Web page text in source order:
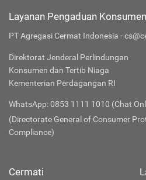
Layanan Pengaduan Konsumen
PT Agregasi Cermat Indonesia -
Direktorat Jenderal Perlindungan
Konsumen dan Tertib Niaga
Kementerian Perdagangan RI
WhatsApp: 0853 1111 1010 (Chat
(Directorate General of Consumer
Compliance)
Cermati